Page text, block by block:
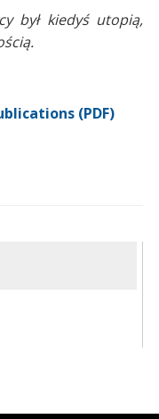
był kiedyś utopią,
(PDF)